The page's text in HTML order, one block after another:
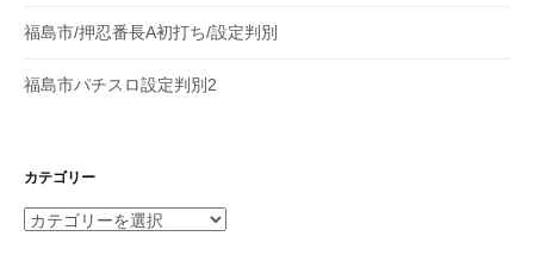
福島市/押忍番長A初打ち/設定判別
福島市パチスロ設定判別2
カテゴリー
カ